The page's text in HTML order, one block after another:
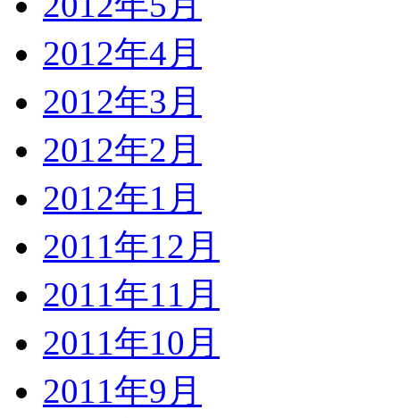
2012年4月
2012年3月
2012年2月
2012年1月
2011年12月
2011年11月
2011年10月
2011年9月